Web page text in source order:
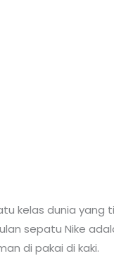
kelas dunia yang
sepatu Nike
di pakai di kaki.